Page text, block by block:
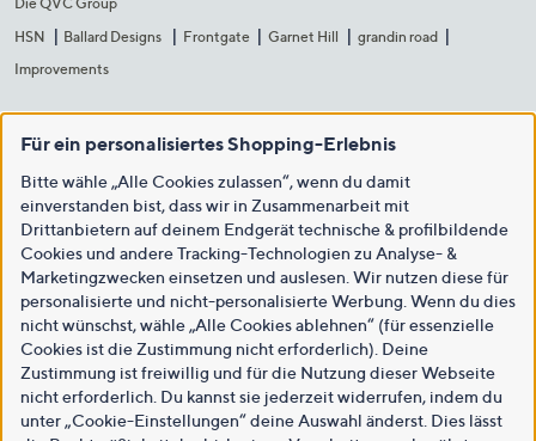
HSN
Ballard Designs Frontgate Garnet Hill
grandin road
Improvements
Für ein personalisiertes Shopping-Erlebnis
Bitte wähle „Alle Cookies zulassen“, wenn du damit
einverstanden bist, dass wir in Zusammenarbeit mit
Drittanbietern auf deinem Endgerät technische & profilbildende
Cookies und andere Tracking-Technologien zu Analyse- &
Marketingzwecken einsetzen und auslesen. Wir nutzen diese für
personalisierte und nicht-personalisierte Werbung. Wenn du dies
nicht wünschst, wähle „Alle Cookies ablehnen“ (für essenzielle
Cookies ist die Zustimmung nicht erforderlich). Deine
Zustimmung ist freiwillig und für die Nutzung dieser Webseite
nicht erforderlich. Du kannst sie jederzeit widerrufen, indem du
unter „Cookie-Einstellungen“ deine Auswahl änderst. Dies lässt